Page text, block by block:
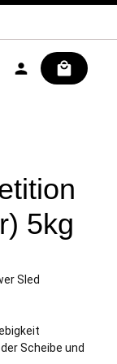
5kg
Sled
Scheibe und